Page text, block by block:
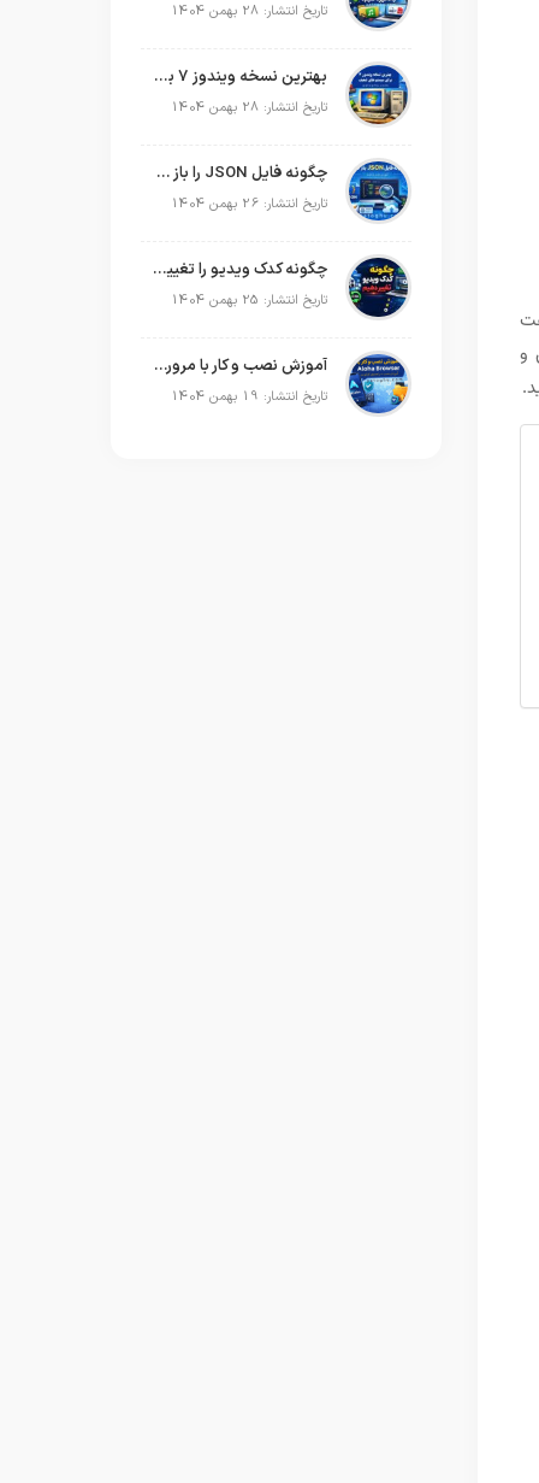
و
تاریخ انتشار: 28 بهمن 1404
بهترین نسخه ویندوز 7 برای سیستم های ضعیف
تاریخ انتشار: 28 بهمن 1404
چگونه فایل JSON را باز کنیم؟
تاریخ انتشار: 26 بهمن 1404
چگونه کدک ویدیو را تغییر دهیم؟
تاریخ انتشار: 25 بهمن 1404
آموزش نصب و کار با مرورگر Aloha Browser
تاریخ انتشار: 19 بهمن 1404